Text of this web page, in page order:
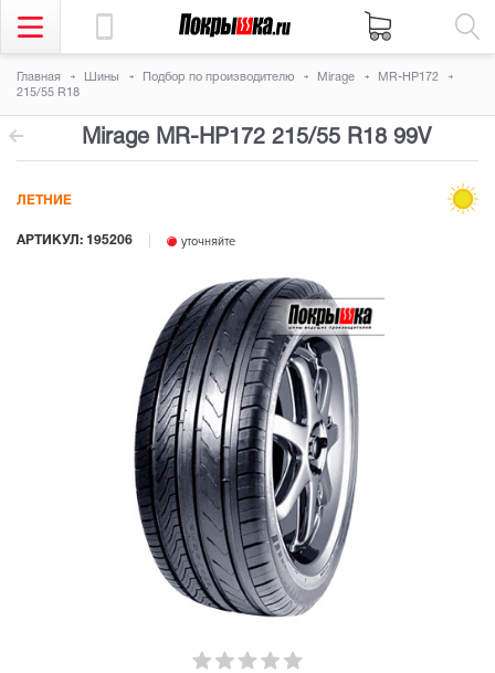
Главная Шины Подбор по производителю Mirage
MR-HP172
215/55 R18
Mirage MR-HP172 215/55 R18 99V
АРТИКУЛ: 195206 уточняйте
ЛЕТНИЕ